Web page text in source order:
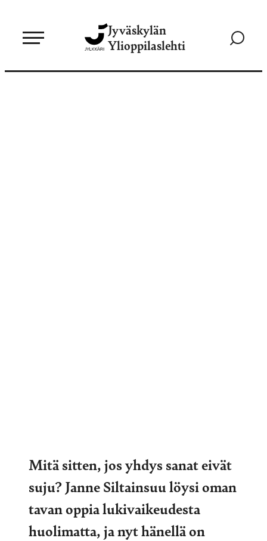
sisältöön
Jyväskylän
Ylioppilaslehti
Siirry
Mitä sitten, jos yhdys sanat eivät
suju? Janne Siltainsuu löysi oman
tavan oppia lukivaikeudesta
huolimatta, ja nyt hänellä on